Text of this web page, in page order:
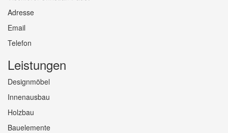
Adresse
Email
Telefon
Leistungen
Designmöbel
Innenausbau
Holzbau
Bauelemente